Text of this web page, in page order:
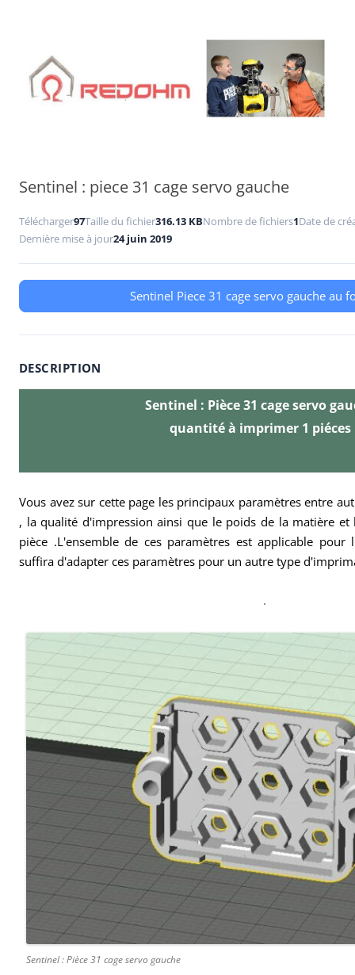
Sentinel : piece 31 cage servo gauche
Télécharger97Taille du fichier316.13 KBNombre de fichiers1Date de
Dernière mise à jour24 juin 2019
Sentinel Piece 31 cage servo gauche au
DESCRIPTION
Sentinel : Pièce 31 cage servo
quantité à imprimer 1 piéces
Vous avez sur cette page les principaux paramètres entre
, la qualité d'impression ainsi que le poids de la matière
pièce .L'ensemble de ces paramètres est applicable
suffira d'adapter ces paramètres pour un autre type
.
Sentinel : Pièce 31 cage servo gauche